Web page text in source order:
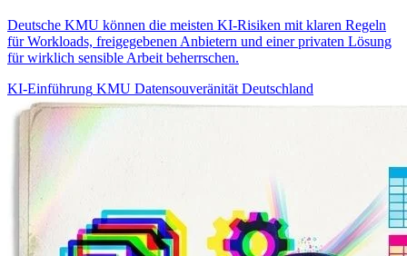
Deutsche KMU können die meisten KI-Risiken mit klaren Regeln
für Workloads, freigegebenen Anbietern und einer privaten Lösung
für wirklich sensible Arbeit beherrschen.
KI-Einführung KMU Datensouveränität Deutschland